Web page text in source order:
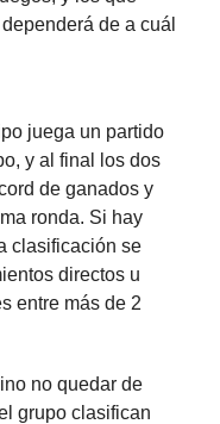
de a cuál
juega un partido
y al final los dos
de ganados y
ronda. Si hay
clasificación se
directos u
entre más de 2
no quedar de
grupo clasifican